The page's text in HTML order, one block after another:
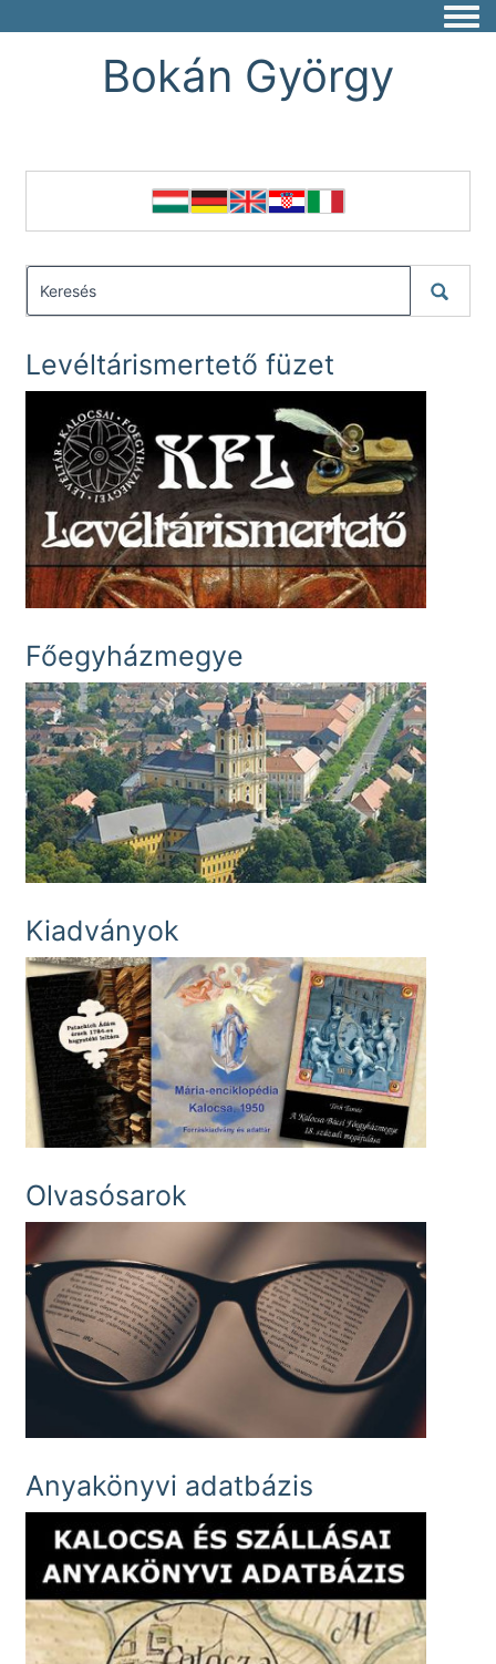
Bokán György
Levéltárismertető füzet
Főegyházmegye
Kiadványok
Olvasósarok
Anyakönyvi adatbázis